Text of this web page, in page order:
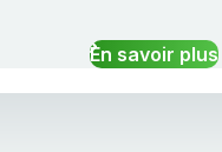
En savoir plus